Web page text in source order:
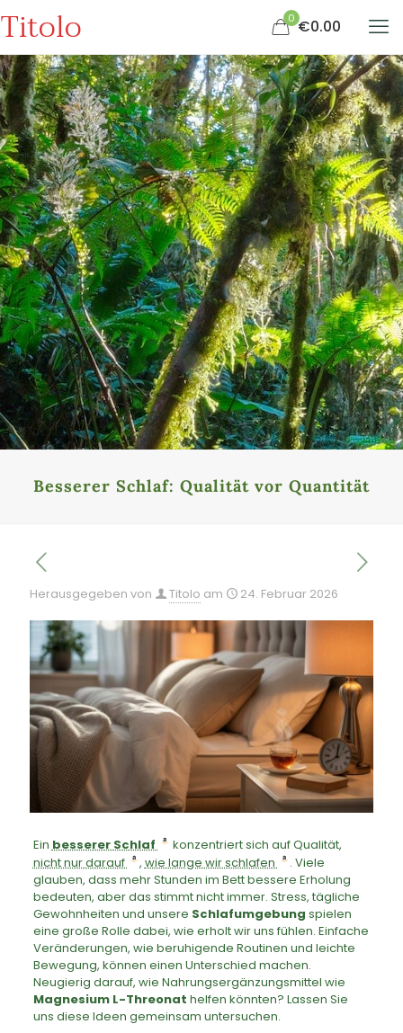
Titolo 0 €0.00
Besserer Schlaf: Qualität vor Quantität
Herausgegeben von Titolo am 24. Februar 2026
Ein besserer Schlaf
konzentriert sich auf Qualität,
nicht nur darauf
, wie lange wir schlafen
. Viele
glauben, dass mehr Stunden im Bett bessere Erholung
bedeuten, aber das stimmt nicht immer. Stress, tägliche
Gewohnheiten und unsere Schlafumgebung spielen
eine große Rolle dabei, wie erholt wir uns fühlen. Einfache
Veränderungen, wie beruhigende Routinen und leichte
Bewegung, können einen Unterschied machen.
Neugierig darauf, wie Nahrungsergänzungsmittel wie
Magnesium L-Threonat helfen könnten? Lassen Sie
uns diese Ideen gemeinsam untersuchen.